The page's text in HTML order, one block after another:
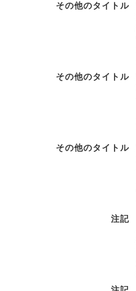
その他のタイトル
その他のタイトル
その他のタイトル
注記